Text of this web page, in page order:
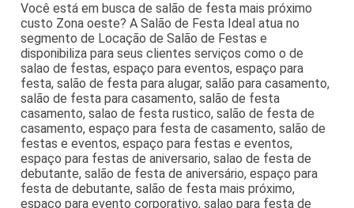
Você está em busca de salão de festa mais próximo
custo Zona oeste? A Salão de Festa Ideal atua no
segmento de Locação de Salão de Festas e
disponibiliza para seus clientes serviços como o de
salao de festas, espaço para eventos, espaço para
festa, salão de festa para alugar, salão para casamento,
salão de festa para casamento, salão de festa
casamento, salao de festa rustico, salão de festa de
casamento, espaço para festa de casamento, salão de
festas e eventos, espaço para festas e eventos,
espaço para festas de aniversario, salao de festa de
debutante, salão de festa de aniversário, espaço para
festa de debutante, salão de festa mais próximo,
espaço para evento corporativo, salao para festa de